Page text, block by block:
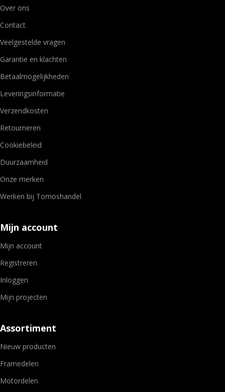
Over ons
Contact
Veelgestelde vragen
Garantie en klachten
Betaalmogelijkheden
Leveringsinformatie
Verzendkosten
Retourneren
Cookiebeleid
Duurzaamheid
Onze merken
Werken bij Tomoshandel
Mijn account
Mijn account
Registreren
Inloggen
Mijn projecten
Assortiment
Nieuw producten
Framedelen
Motordelen